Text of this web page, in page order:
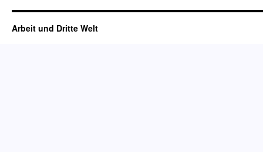
Arbeit und Dritte Welt